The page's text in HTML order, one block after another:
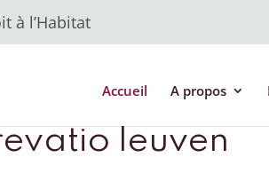
à l’Habitat
Accueil A propos
leuven